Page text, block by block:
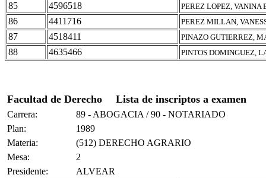
85 4596518 PEREZ LOPEZ, VANINA
86 4411716 PEREZ MILLAN,
87 4518411 PINAZO GUTIERREZ,
88 4635466 PINTOS DOMINGUEZ,
Facultad de Derecho Lista de inscriptos a examen
Carrera:
89 - ABOGACIA / 90 - NOTARIADO
Plan:
1989
Materia:
(512) DERECHO AGRARIO
Mesa:
2
Presidente:
ALVEAR